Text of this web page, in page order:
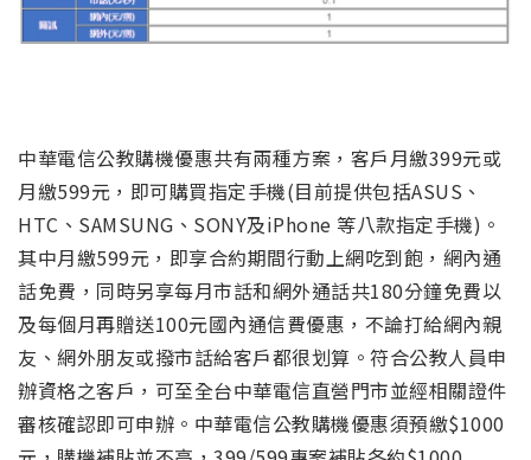
中華電信公教購機優惠共有兩種方案，客戶月繳399元或
月繳599元，即可購買指定手機(目前提供包括ASUS、
HTC、SAMSUNG、SONY及iPhone 等八款指定手機)。
其中月繳599元，即享合約期間行動上網吃到飽，網內通
話免費，同時另享每月市話和網外通話共180分鐘免費以
及每個月再贈送100元國內通信費優惠，不論打給網內親
友、網外朋友或撥市話給客戶都很划算。符合公教人員申
辦資格之客戶，可至全台中華電信直營門市並經相關證件
審核確認即可申辦。中華電信公教購機優惠須預繳$1000